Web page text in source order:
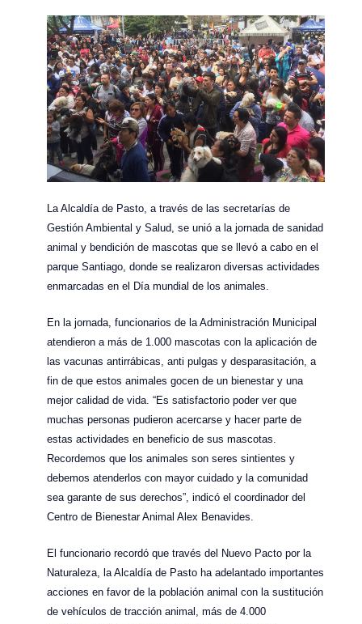
La Alcaldía de Pasto, a través de las secretarías de
Gestión Ambiental y Salud, se unió a la jornada de sanidad
animal y bendición de mascotas que se llevó a cabo en el
parque Santiago, donde se realizaron diversas actividades
enmarcadas en el Día mundial de los animales.
En la jornada, funcionarios de la Administración Municipal
atendieron a más de 1.000 mascotas con la aplicación de
las vacunas antirrábicas, anti pulgas y desparasitación, a
fin de que estos animales gocen de un bienestar y una
mejor calidad de vida. “Es satisfactorio poder ver que
muchas personas pudieron acercarse y hacer parte de
estas actividades en beneficio de sus mascotas.
Recordemos que los animales son seres sintientes y
debemos atenderlos con mayor cuidado y la comunidad
sea garante de sus derechos”, indicó el coordinador del
Centro de Bienestar Animal Alex Benavides.
El funcionario recordó que través del Nuevo Pacto por la
Naturaleza, la Alcaldía de Pasto ha adelantado importantes
acciones en favor de la población animal con la sustitución
de vehículos de tracción animal, más de 4.000